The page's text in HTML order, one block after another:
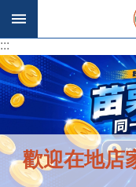
跳到主要內容區塊
:::
:::
歡迎在地店